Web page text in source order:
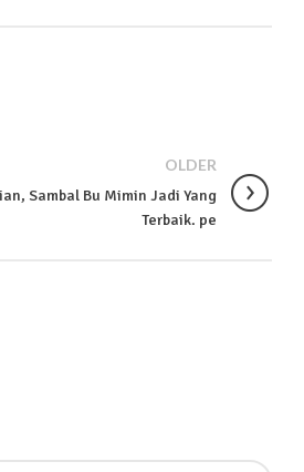
OLDER
Sambal Bu Mimin Jadi Yang
Terbaik. pe